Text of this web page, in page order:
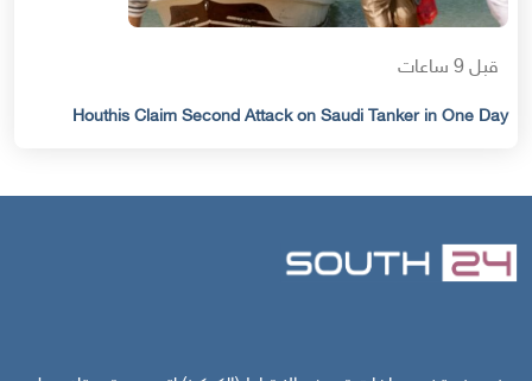
قبل 9 ساعات
Houthis Claim Second Attack on Saudi Tanker in One Day